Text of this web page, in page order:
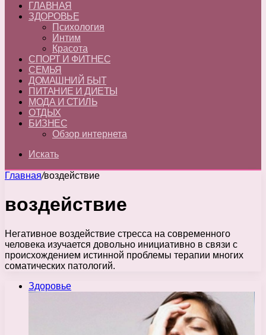
ГЛАВНАЯ
ЗДОРОВЬЕ
Психология
Интим
Красота
СПОРТ И ФИТНЕС
СЕМЬЯ
ДОМАШНИЙ БЫТ
ПИТАНИЕ И ДИЕТЫ
МОДА И СТИЛЬ
ОТДЫХ
БИЗНЕС
Обзор интернета
Искать
Главная/воздействие
воздействие
Негативное воздействие стресса на современного
человека изучается довольно инициативно в связи с
происхождением истинной проблемы терапии многих
соматических патологий.
Здоровье